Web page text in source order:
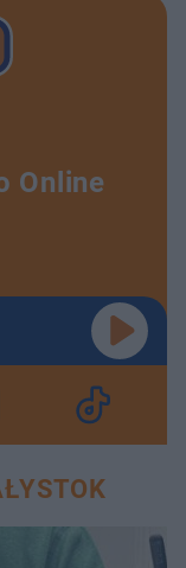
Online